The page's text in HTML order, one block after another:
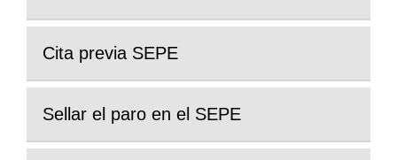
Cita previa SEPE
Sellar el paro en el SEPE